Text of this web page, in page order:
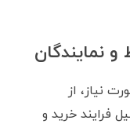
نیاز، از
فرایند خرید و